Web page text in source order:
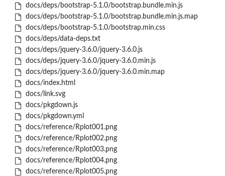
docs/deps/bootstrap-5.1.0/bootstrap.bundle.min.js
docs/deps/bootstrap-5.1.0/bootstrap.bundle.min.js.map
docs/deps/bootstrap-5.1.0/bootstrap.min.css
docs/deps/data-deps.txt
docs/deps/jquery-3.6.0/jquery-3.6.0.js
docs/deps/jquery-3.6.0/jquery-3.6.0.min.js
docs/deps/jquery-3.6.0/jquery-3.6.0.min.map
docs/index.html
docs/link.svg
docs/pkgdown.js
docs/pkgdown.yml
docs/reference/Rplot001.png
docs/reference/Rplot002.png
docs/reference/Rplot003.png
docs/reference/Rplot004.png
docs/reference/Rplot005.png